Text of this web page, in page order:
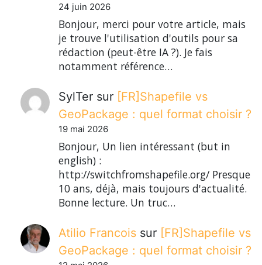
24 juin 2026
Bonjour, merci pour votre article, mais
je trouve l'utilisation d'outils pour sa
rédaction (peut-être IA ?). Je fais
notamment référence…
SylTer sur [FR]Shapefile vs
GeoPackage : quel format choisir ?
19 mai 2026
Bonjour, Un lien intéressant (but in
english) :
http://switchfromshapefile.org/ Presque
10 ans, déjà, mais toujours d'actualité.
Bonne lecture. Un truc…
Atilio Francois sur [FR]Shapefile vs
GeoPackage : quel format choisir ?